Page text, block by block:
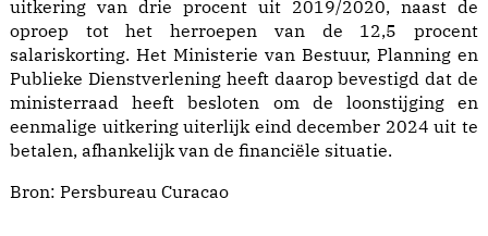
uitkering van drie procent uit 2019/2020, naast de
oproep tot het herroepen van de 12,5 procent
salariskorting. Het Ministerie van Bestuur, Planning en
Publieke Dienstverlening heeft daarop bevestigd dat de
ministerraad heeft besloten om de loonstijging en
eenmalige uitkering uiterlijk eind december 2024 uit te
betalen, afhankelijk van de financiële situatie.
Bron: Persbureau Curacao